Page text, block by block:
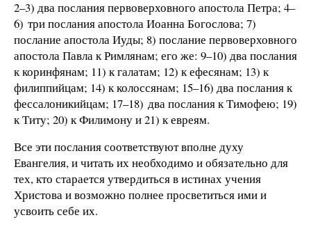
2–3) два послания первоверховного апостола Петра; 4–
6) три послания апостола Иоанна Богослова; 7)
послание апостола Иуды; 8) послание первоверховного
апостола Павла к Римлянам; его же: 9–10) два послания
к коринфянам; 11) к галатам; 12) к ефесянам; 13) к
филиппийцам; 14) к колоссянам; 15–16) два послания к
фессалоникийцам; 17–18) два послания к Тимофею; 19)
к Титу; 20) к Филимону и 21) к евреям.
Все эти послания соответствуют вполне духу
Евангелия, и читать их необходимо и обязательно для
тех, кто старается утвердиться в истинах учения
Христова и возможно полнее просветиться ими и
усвоить себе их.